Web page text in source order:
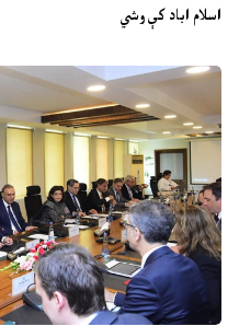
اسلام اباد کې وشي